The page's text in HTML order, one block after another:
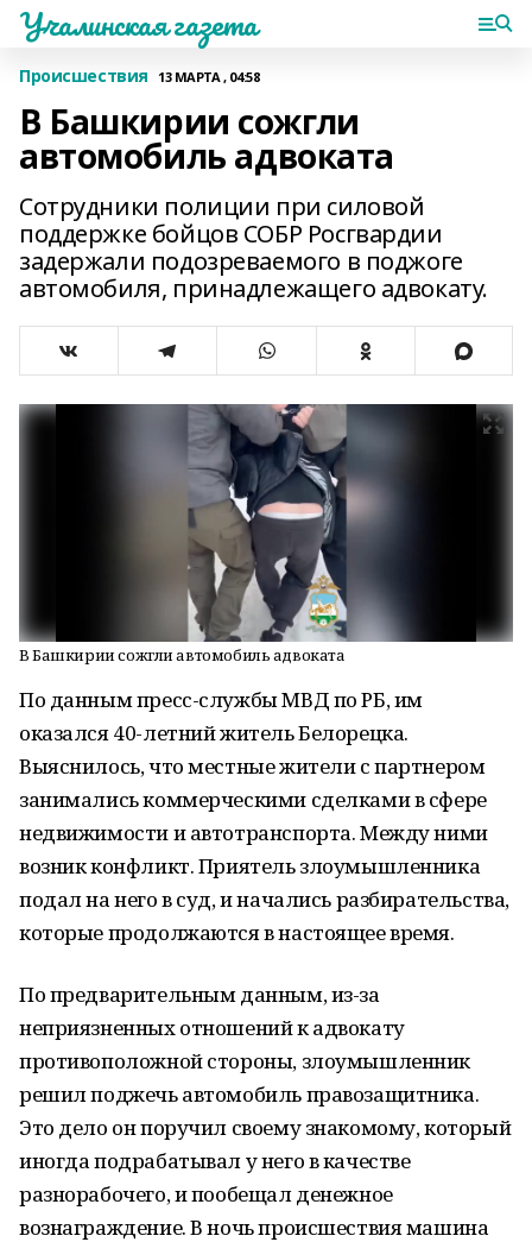
Учалинская газета
Происшествия 13 МАРТА , 04:58
В Башкирии сожгли
автомобиль адвоката
Сотрудники полиции при силовой
поддержке бойцов СОБР Росгвардии
задержали подозреваемого в поджоге
автомобиля, принадлежащего адвокату.
В Башкирии сожгли автомобиль адвоката
По данным пресс-службы МВД по РБ, им
оказался 40-летний житель Белорецка.
Выяснилось, что местные жители с партнером
занимались коммерческими сделками в сфере
недвижимости и автотранспорта. Между ними
возник конфликт. Приятель злоумышленника
подал на него в суд, и начались разбирательства,
которые продолжаются в настоящее время.
По предварительным данным, из-за
неприязненных отношений к адвокату
противоположной стороны, злоумышленник
решил поджечь автомобиль правозащитника.
Это дело он поручил своему знакомому, который
иногда подрабатывал у него в качестве
разнорабочего, и пообещал денежное
вознаграждение. В ночь происшествия машина